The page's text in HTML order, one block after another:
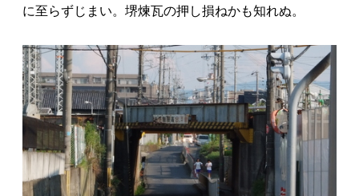
に至らずじまい。堺煉瓦の押し損ねかも知れぬ。